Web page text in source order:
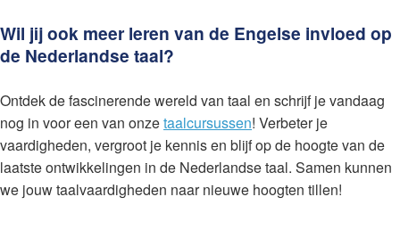
Wil jij ook meer leren van de Engelse invloed op
de Nederlandse taal?
Ontdek de fascinerende wereld van taal en schrijf je vandaag
nog in voor een van onzetaalcursussen! Verbeter je
vaardigheden, vergroot je kennis en blijf op de hoogte van de
laatste ontwikkelingen in de Nederlandse taal. Samen kunnen
we jouw taalvaardigheden naar nieuwe hoogten tillen!